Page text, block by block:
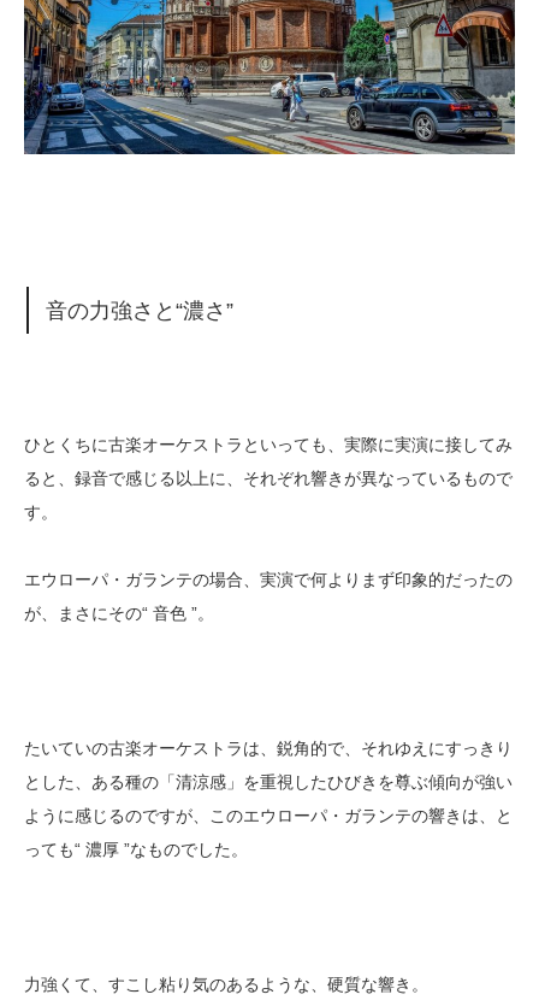
音の力強さと“濃さ”
ひとくちに古楽オーケストラといっても、実際に実演に接してみ
ると、録音で感じる以上に、それぞれ響きが異なっているもので
す。
エウローパ・ガランテの場合、実演で何よりまず印象的だったの
が、まさにその“ 音色 ”。
たいていの古楽オーケストラは、鋭角的で、それゆえにすっきり
とした、ある種の「清涼感」を重視したひびきを尊ぶ傾向が強い
ように感じるのですが、このエウローパ・ガランテの響きは、と
っても“ 濃厚 ”なものでした。
力強くて、すこし粘り気のあるような、硬質な響き。